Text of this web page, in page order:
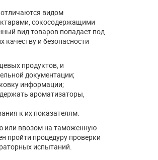
видом
сокосодержащими
вид товаров попадает под
качеству и безопасности
продуктов, и
документации;
информации;
ароматизаторы,
к их показателям.
или ввозом на таможенную
пройти процедуру проверки
испытаний.